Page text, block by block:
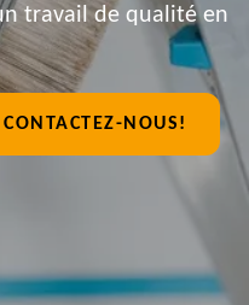
travail de qualité en
CONTACTEZ-NOUS!